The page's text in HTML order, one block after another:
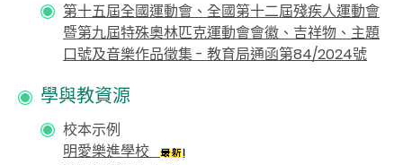
第十五屆全國運動會、全國第十二屆殘疾人運動會
暨第九屆特殊奧林匹克運動會會徽、吉祥物、主題
口號及音樂作品徵集 - 教育局通函第84/2024號
學與教資源
校本示例
明愛樂進學校